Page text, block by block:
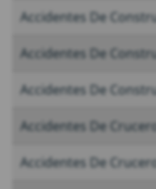
Accidentes De
Accidentes De
Accidentes De
Accidentes De
Accidentes De